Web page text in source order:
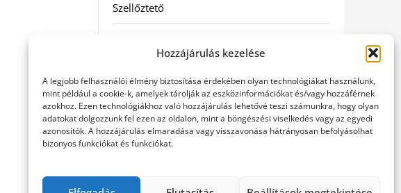
Hozzájárulás kezelése
A legjobb felhasználói élmény biztosítása érdekében olyan technológiákat használunk,
mint például a cookie-k, amelyek tárolják az eszközinformációkat és/vagy hozzáférnek
azokhoz. Ezen technológiákhoz való hozzájárulás lehetővé teszi számunkra, hogy olyan
adatokat dolgozzunk fel ezen az oldalon, mint a böngészési viselkedés vagy az egyedi
azonosítók. A hozzájárulás elmaradása vagy visszavonása hátrányosan befolyásolhat
bizonyos funkciókat és funkciókat.
Szellőztető
Utazás
Vásárlás